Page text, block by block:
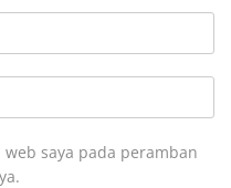
saya pada peramban